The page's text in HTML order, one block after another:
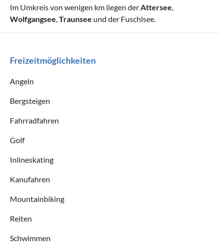
Im Umkreis von wenigen km liegen der Attersee
Wolfgangsee Traunsee und der Fuschlsee.
Freizeitmöglichkeiten
Angeln
Bergsteigen
Fahrradfahren
Golf
Inlineskating
Kanufahren
Mountainbiking
Reiten
Schwimmen